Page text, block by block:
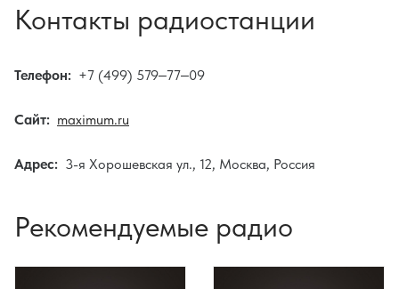
Контакты радиостанции
Телефон: +7 (499) 579‒77‒09
Сайт: maximum.ru
Адрес: 3-я Хорошевская ул., 12, Москва, Россия
Рекомендуемые радио